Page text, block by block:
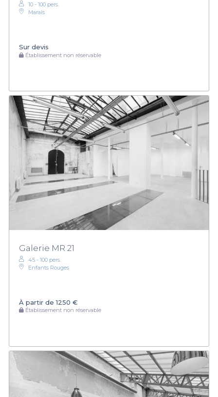
10 - 100 pers.
Marais
Sur devis
Établissement non réservable
Galerie MR 21
45 - 100 pers.
Enfants Rouges
À partir de1250 €
Établissement non réservable